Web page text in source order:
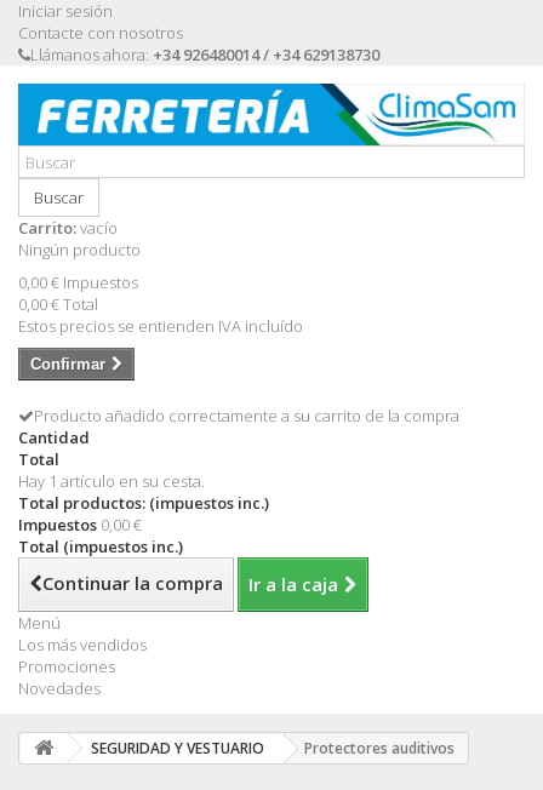
Iniciar sesión
Contacte con nosotros
Llámanos ahora: +34 926480014 / +34 629138730
Buscar
Carrito:vacío
Ningún producto
0,00 € Impuestos
0,00 €Total
Estos precios se entienden IVA incluído
Confirmar
Producto añadido correctamente a su carrito de la compra
Cantidad
Total
Hay 1 artículo en su cesta.
Total productos: (impuestos inc.)
Impuestos 0,00 €
Total (impuestos inc.)
Continuar la compra Ir a la caja
Menú
Los más vendidos
Promociones
Novedades
SEGURIDAD Y VESTUARIO Protectores auditivos